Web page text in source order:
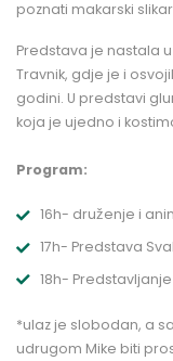
poznati makarski
Predstava je nastala
Travnik, gdje je i
godini. U predstavi
koja je ujedno i
Program:
16h- druženje i
17h- Predstava
18h-
*ulaz je slobodan, a
udrugom Mike biti